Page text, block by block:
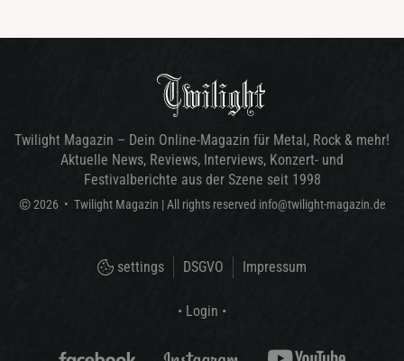
Twilight Magazin – Dein Online-Magazin für Metal, Rock & mehr!
Aktuelle News, Reviews, Interviews, Konzert- und
Festivalberichte aus der Szene seit 1998
© 2026 • Twilight Magazin | All rights reserved info@twilight-magazin.de
settings DSGVO Impressum
• Login •